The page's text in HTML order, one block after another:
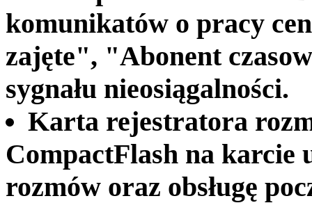
komunikatów o pracy
zajęte", "Abonent
sygnału nieosiągalności.
Karta rejestratora
CompactFlash na
rozmów oraz obsługę